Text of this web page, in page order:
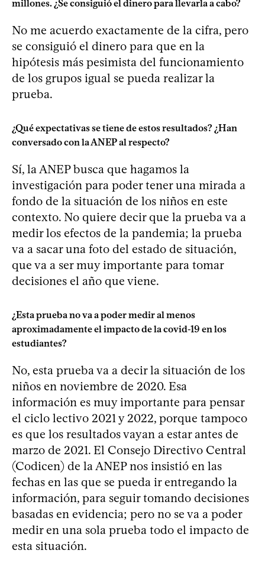
millones. ¿Se consiguió el dinero para llevarla a cabo?
No me acuerdo exactamente de la cifra, pero
se consiguió el dinero para que en la
hipótesis más pesimista del funcionamiento
de los grupos igual se pueda realizar la
prueba.
¿Qué expectativas se tiene de estos resultados? ¿Han
conversado con la ANEP al respecto?
Sí, la ANEP busca que hagamos la
investigación para poder tener una mirada a
fondo de la situación de los niños en este
contexto. No quiere decir que la prueba va a
medir los efectos de la pandemia; la prueba
va a sacar una foto del estado de situación,
que va a ser muy importante para tomar
decisiones el año que viene.
¿Esta prueba no va a poder medir al menos
aproximadamente el impacto de la covid-19 en los
estudiantes?
No, esta prueba va a decir la situación de los
niños en noviembre de 2020. Esa
información es muy importante para pensar
el ciclo lectivo 2021 y 2022, porque tampoco
es que los resultados vayan a estar antes de
marzo de 2021. El Consejo Directivo Central
(Codicen) de la ANEP nos insistió en las
fechas en las que se pueda ir entregando la
información, para seguir tomando decisiones
basadas en evidencia; pero no se va a poder
medir en una sola prueba todo el impacto de
esta situación.